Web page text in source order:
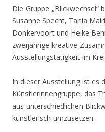
Die Gruppe „Blickwechsel“
Susanne Specht, Tania
Donkervoort und Heike
zweijährige kreative
Ausstellungstätigkeit im
In dieser Ausstellung ist es
Künstlerinnengruppe, das
aus unterschiedlichen
künstlerisch umzusetzen.